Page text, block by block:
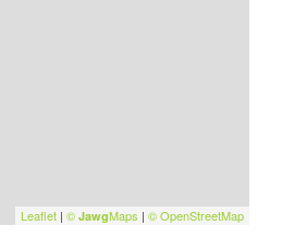
Leaflet | © JawgMaps | © OpenStreetMap